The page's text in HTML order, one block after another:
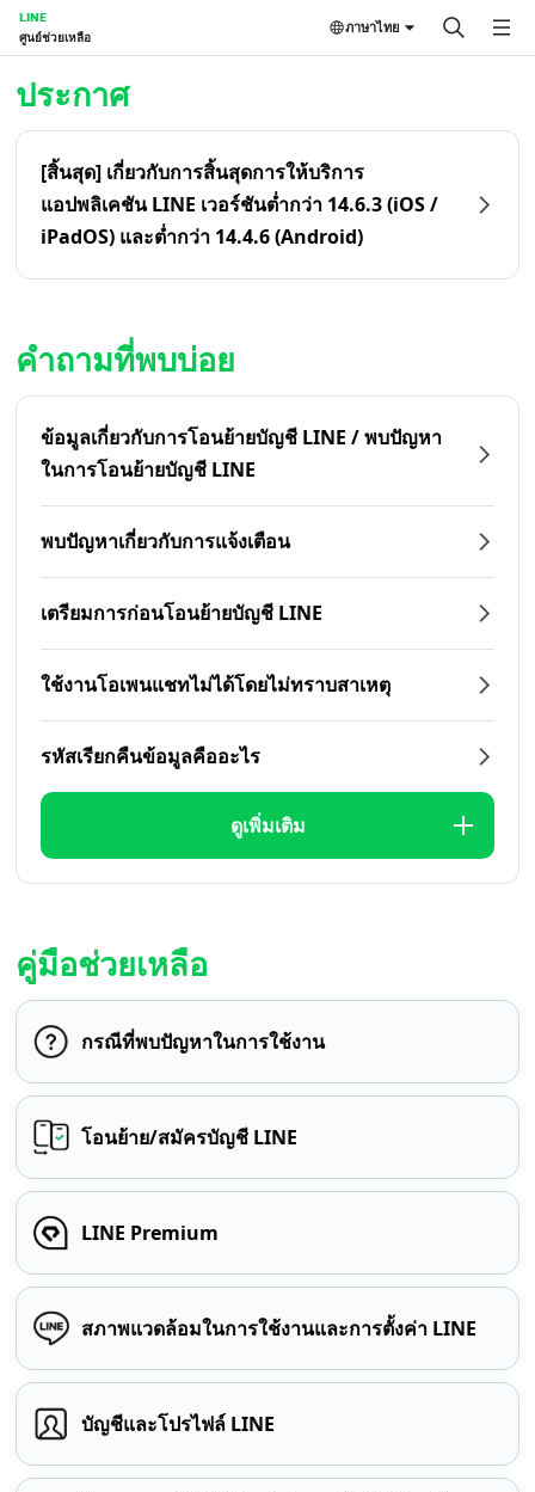
LINE
ศูนย์ช่วยเหลือ
ภาษาไทย
ประกาศ
[สิ้นสุด] เกี่ยวกับการสิ้นสุดการให้บริการ
แอปพลิเคชัน LINE เวอร์ชันต่ำกว่า 14.6.3 (iOS /
iPadOS) และต่ำกว่า 14.4.6 (Android)
คำถามที่พบบ่อย
ข้อมูลเกี่ยวกับการโอนย้ายบัญชี LINE / พบปัญหา
ในการโอนย้ายบัญชี LINE
พบปัญหาเกี่ยวกับการแจ้งเตือน
เตรียมการก่อนโอนย้ายบัญชี LINE
ใช้งานโอเพนแชทไม่ได้โดยไม่ทราบสาเหตุ
รหัสเรียกคืนข้อมูลคืออะไร
ดูเพิ่มเติม
คู่มือช่วยเหลือ
กรณีที่พบปัญหาในการใช้งาน
โอนย้าย/สมัครบัญชี LINE
LINE Premium
สภาพแวดล้อมในการใช้งานและการตั้งค่า LINE
บัญชีและโปรไฟล์ LINE